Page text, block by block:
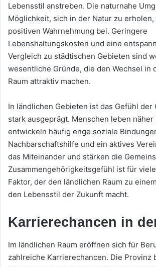
Lebensstil anstreben. Die naturnahe
Möglichkeit, sich in der Natur zu
positiven Wahrnehmung bei. Geringere
Lebenshaltungskosten und eine
Vergleich zu städtischen Gebieten sind
wesentliche Gründe, die den Wechsel in
Raum attraktiv machen.
In ländlichen Gebieten ist das Gefühl der
stark ausgeprägt. Menschen leben
entwickeln häufig enge soziale
Nachbarschaftshilfe und ein aktives
das Miteinander und stärken die
Zusammengehörigkeitsgefühl ist für
Faktor, der den ländlichen Raum zu
den Lebensstil der Zukunft macht.
Karrierechancen in
Im ländlichen Raum eröffnen sich für
zahlreiche Karrierechancen. Die Provinz